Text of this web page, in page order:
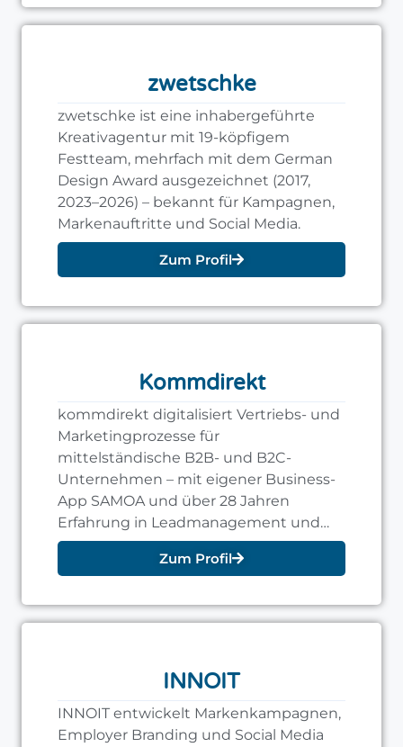
zwetschke
zwetschke ist eine inhabergeführte
Kreativagentur mit 19-köpfigem
Festteam, mehrfach mit dem German
Design Award ausgezeichnet (2017,
2023–2026) – bekannt für Kampagnen,
Markenauftritte und Social Media.
Zum Profil
Kommdirekt
kommdirekt digitalisiert Vertriebs- und
Marketingprozesse für
mittelständische B2B- und B2C-
Unternehmen – mit eigener Business-
App SAMOA und über 28 Jahren
Erfahrung in Leadmanagement und
Marketing Automation.
Zum Profil
INNOIT
INNOIT entwickelt Markenkampagnen,
Employer Branding und Social Media